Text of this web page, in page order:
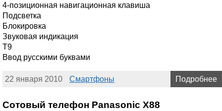
4-позиционная навигационная клавиша
Подсветка
Блокировка
Звуковая индикация
T9
Ввод русскими буквами
22 января 2010 Смартфоны Подробнее
Сотовый телефон Panasonic X88